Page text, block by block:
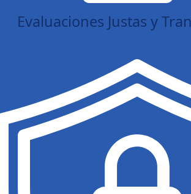
Evaluaciones Justas y